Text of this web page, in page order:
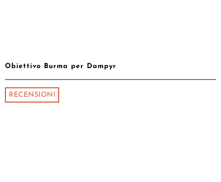
Obiettivo Burma per Dampyr
RECENSIONI